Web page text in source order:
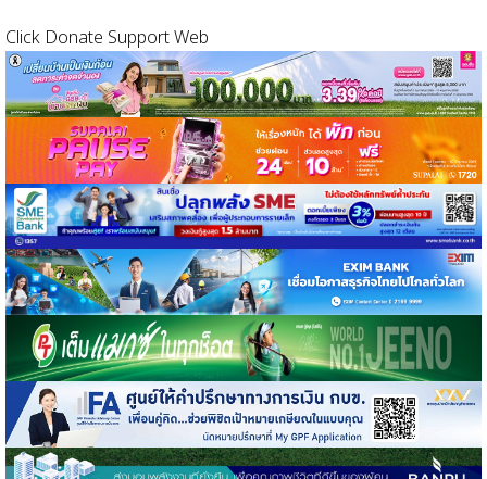
Click Donate Support Web